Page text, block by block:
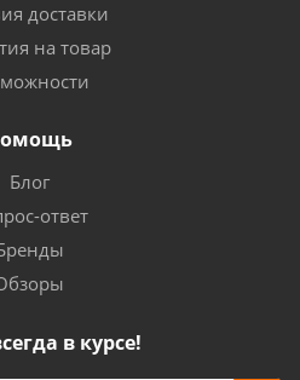
доставки
на товар
Блог
ответ
в курсе!